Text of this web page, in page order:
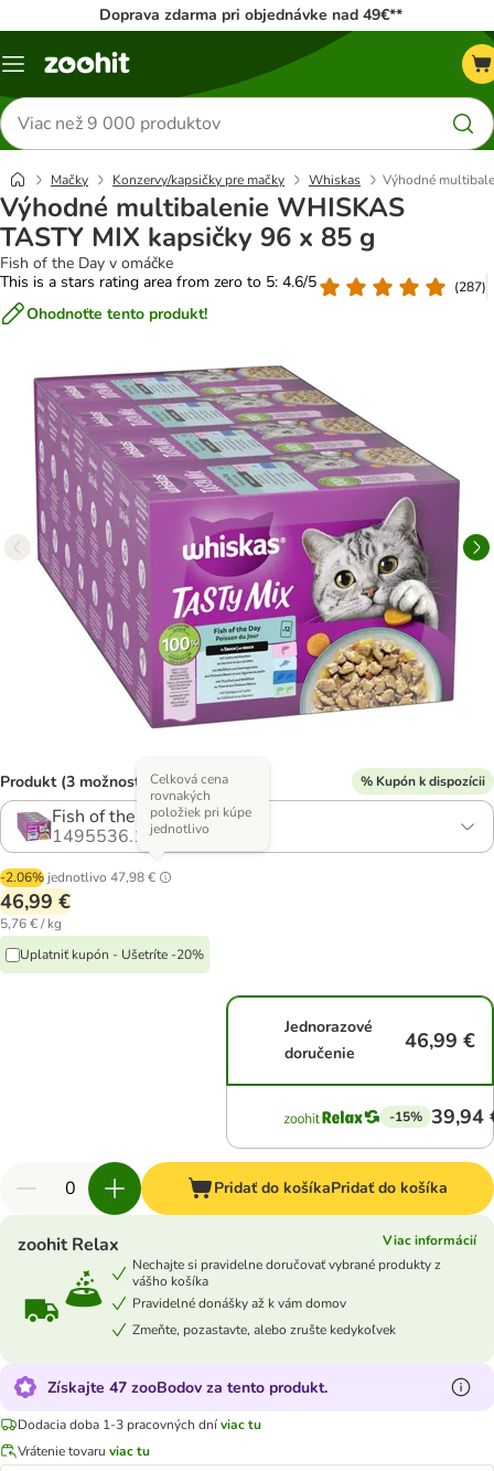
Doprava zdarma pri objednávke nad 49€**
Kategórie
Hľadať
produkty
Mačky Konzervy/kapsičky pre mačky Whiskas Výhodné
Výhodné multibalenie WHISKAS
TASTY MIX kapsičky 96 x 85 g
Fish of the Day v omáčke
This is a stars rating area from zero to 5: 4.6/5
(287)
Ohodnoťte tento produkt!
Produkt (3 možností) % Kupón k dispozícii
Fish of the Day v omáčke
1495536.1
-2.06% jednotlivo 47,98 €
Celková cena
rovnakých
položiek pri kúpe
jednotlivo
46,99 €
5,76 € / kg
Uplatniť kupón - Ušetríte -20%
Jednorazové
doručenie
46,99 €
-15% 39,94
Pridať do košíkaPridať do košíka
zoohit Relax
Viac informácií
Nechajte si pravidelne doručovať vybrané produkty z
vášho košíka
Pravidelné donášky až k vám domov
Zmeňte, pozastavte, alebo zrušte kedykoľvek
Získajte 47 zooBodov za tento produkt.
Dodacia doba 1-3 pracovných dníviac tu
Vrátenie tovaru viac tu